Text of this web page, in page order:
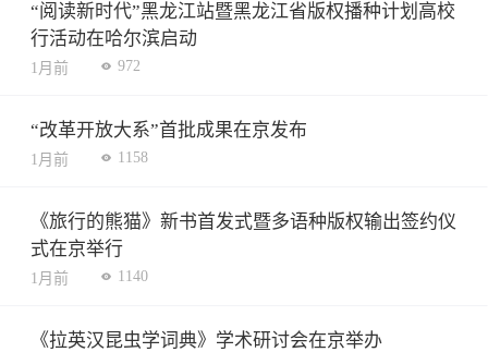
“阅读新时代”黑龙江站暨黑龙江省版权播种计划高校
行活动在哈尔滨启动
1月前 972
“改革开放大系”首批成果在京发布
1月前 1158
《旅行的熊猫》新书首发式暨多语种版权输出签约仪
式在京举行
1月前 1140
《拉英汉昆虫学词典》学术研讨会在京举办